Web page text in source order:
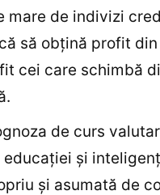
mare de indivizi
să obţină profit
cei care schimbă
de curs
şi
şi asumată de